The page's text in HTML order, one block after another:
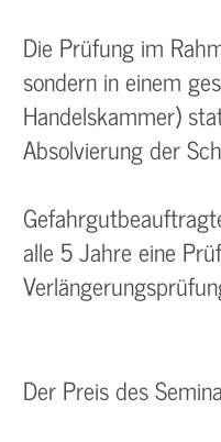
Die Prüfung im
sondern in einem
Handelskammer)
Absolvierung der
alle 5 Jahre eine
Der Preis des